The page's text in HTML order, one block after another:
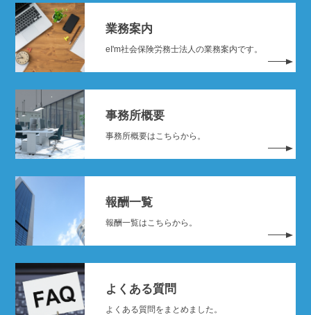
業務案内
eI'm社会保険労務士法人の業務案内です。
事務所概要
事務所概要はこちらから。
報酬一覧
報酬一覧はこちらから。
よくある質問
よくある質問をまとめました。